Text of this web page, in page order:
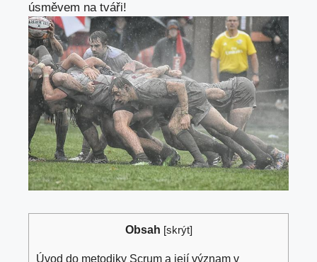
úsměvem na tváři!
Obsah [skrýt]
Úvod do metodiky Scrum a její význam v